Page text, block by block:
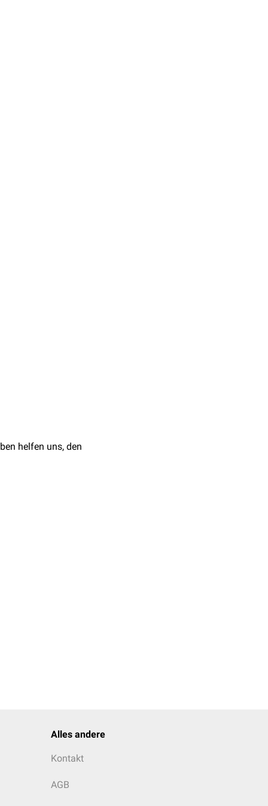
helfen uns, den
Alles andere
Kontakt
AGB